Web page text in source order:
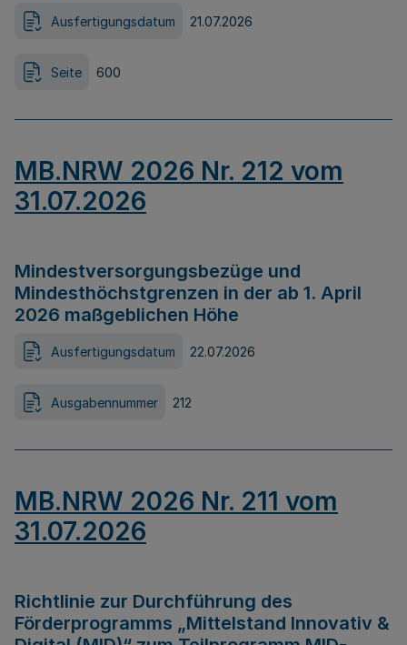
Ausfertigungsdatum 21.07.2026
Seite 600
MB.NRW 2026 Nr. 212 vom
31.07.2026
Mindestversorgungsbezüge und
Mindesthöchstgrenzen in der ab 1. April
2026 maßgeblichen Höhe
Ausfertigungsdatum 22.07.2026
Ausgabennummer 212
MB.NRW 2026 Nr. 211 vom
31.07.2026
Richtlinie zur Durchführung des
Förderprogramms „Mittelstand Innovativ &